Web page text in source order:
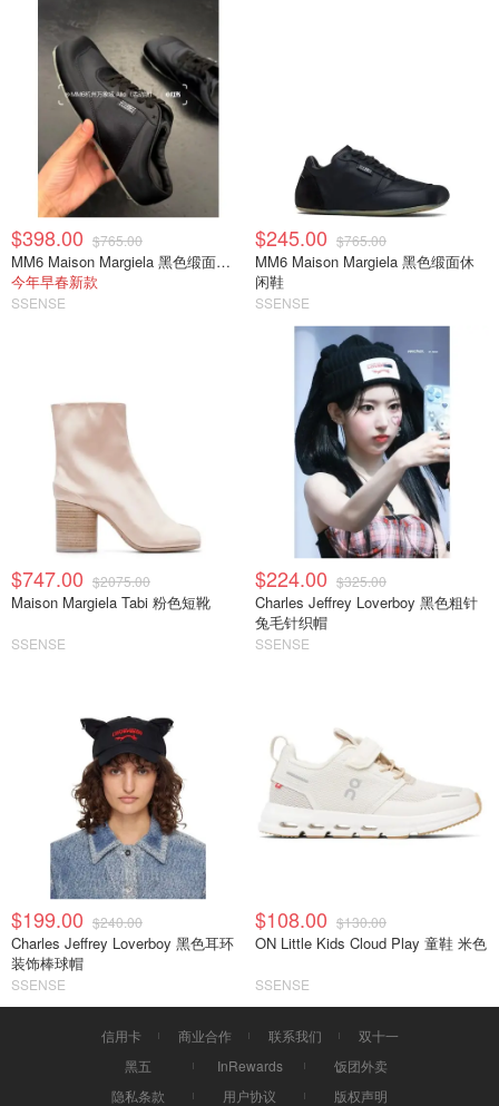
$398.00 $765.00
MM6 Maison Margiela 黑色缎面半拖运动鞋
今年早春新款
SSENSE
$245.00 $765.00
MM6 Maison Margiela 黑色缎面休
闲鞋
SSENSE
$747.00 $2075.00
Maison Margiela Tabi 粉色短靴
SSENSE
$224.00 $325.00
Charles Jeffrey Loverboy 黑色粗针
兔毛针织帽
SSENSE
$199.00 $240.00
Charles Jeffrey Loverboy 黑色耳环
装饰棒球帽
SSENSE
$108.00 $130.00
ON Little Kids Cloud Play 童鞋 米色
SSENSE
信用卡 商业合作 联系我们
双十一
黑五
InRewards
饭团外卖
隐私条款
用户协议 版权声明